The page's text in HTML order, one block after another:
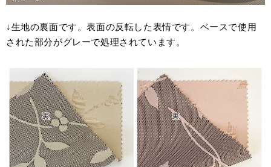
↓生地の裏面です。表面の反転した表情です。ベースで使用
された部分がグレーで処理されています。